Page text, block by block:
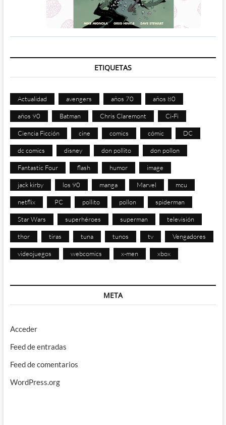
ETIQUETAS
Actualidad avengers años 70 años 80
años 90 Batman Chris Claremont Ci-Fi
Ciencia Ficción cine comics cómic DC
dc comics disney don pollito don pollon
Fantastic Four flash humor image
jack kirby los 90 manga Marvel mcu
netflix PC pollito pollon spiderman
Star Wars superhéroes superman televisión
thor tiras tuna tunos tv Vengadores
videojuegos webcomics x-men xbox
META
Acceder
Feed de entradas
Feed de comentarios
WordPress.org